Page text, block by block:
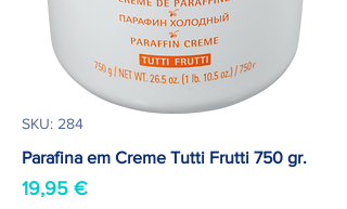
SKU: 284
Parafina em Creme Tutti Frutti 750 gr.
19,95 €Preço